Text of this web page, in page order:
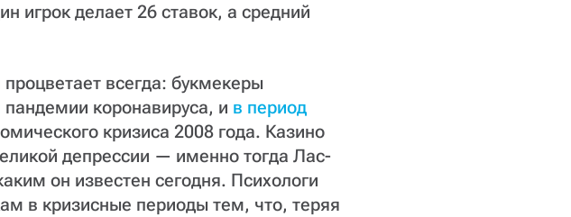
игрок делает 26 ставок, а средний
всегда: букмекеры
пандемии коронавируса, и в период
кризиса 2008 года. Казино
депрессии — именно тогда Лас-
он известен сегодня. Психологи
в кризисные периоды тем, что, теряя